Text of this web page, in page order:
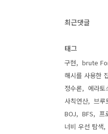
최근댓글
태그
구현
brute
해시를 사용한
정수론
에라토
사칙연산
브루
BOJ
BFS 프
너비 우선 탐색